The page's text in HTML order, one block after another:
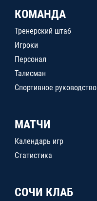
КОМАНДА
Тренерский штаб
Игроки
Персонал
Талисман
Спортивное руководство
МАТЧИ
Календарь игр
Статистика
СОЧИ КЛАБ